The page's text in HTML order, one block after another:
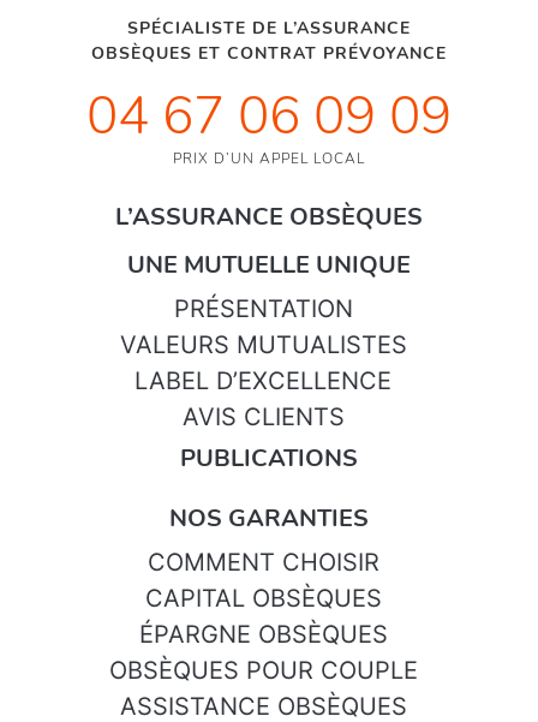
SPÉCIALISTE DE L’ASSURANCE
OBSÈQUES ET CONTRAT PRÉVOYANCE
04 67 06 09 09
PRIX D’UN APPEL LOCAL
L’ASSURANCE OBSÈQUES
UNE MUTUELLE UNIQUE
PRÉSENTATION
VALEURS MUTUALISTES
LABEL D’EXCELLENCE
AVIS CLIENTS
PUBLICATIONS
NOS GARANTIES
COMMENT CHOISIR
CAPITAL OBSÈQUES
ÉPARGNE OBSÈQUES
OBSÈQUES POUR COUPLE
ASSISTANCE OBSÈQUES